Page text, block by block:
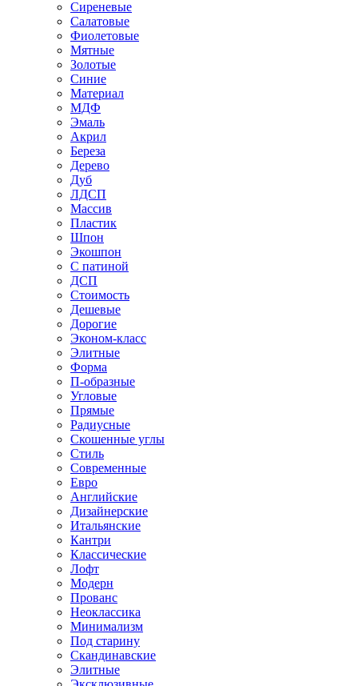
Сиреневые
Салатовые
Фиолетовые
Мятные
Золотые
Синие
Материал
МДФ
Эмаль
Акрил
Береза
Дерево
Дуб
ЛДСП
Массив
Пластик
Шпон
Экошпон
С патиной
ДСП
Стоимость
Дешевые
Дорогие
Эконом-класс
Элитные
Форма
П-образные
Угловые
Прямые
Радиусные
Скошенные углы
Стиль
Современные
Евро
Английские
Дизайнерские
Итальянские
Кантри
Классические
Лофт
Модерн
Прованс
Неоклассика
Минимализм
Под старину
Скандинавские
Элитные